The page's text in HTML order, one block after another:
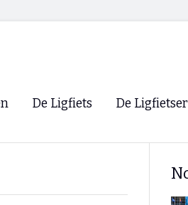
2026
De Ligfiets De Ligfietser
Ligfietsvereninging